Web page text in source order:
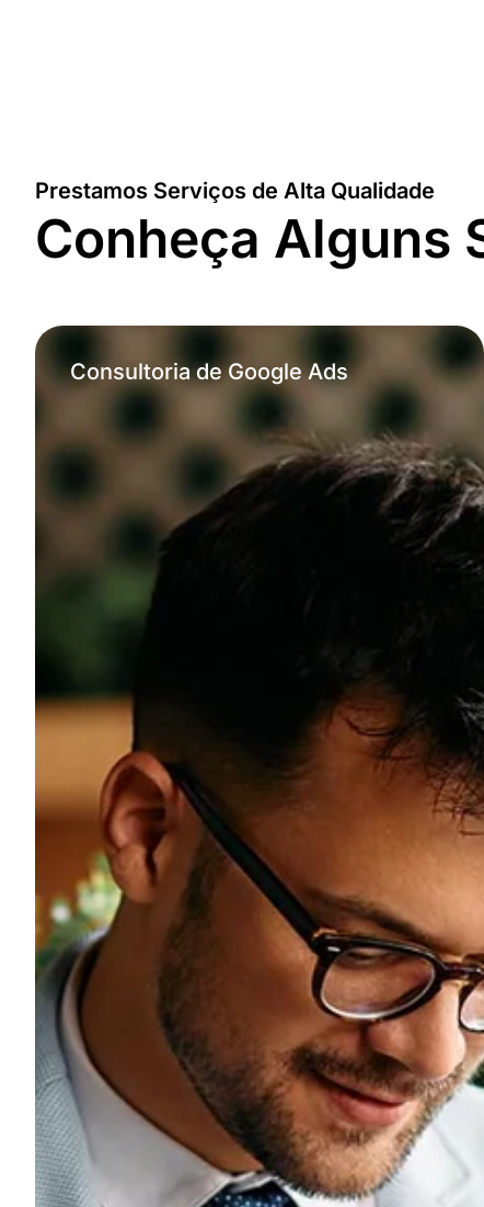
Prestamos Serviços de Alta Qualidade
Conheça Alguns
Consultoria de Google Ads